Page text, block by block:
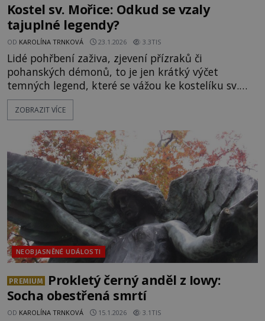
Kostel sv. Mořice: Odkud se vzaly
tajuplné legendy?
OD KAROLÍNA TRNKOVÁ 23.1.2026 3.3TIS
Lidé pohřbení zaživa, zjevení přízraků či
pohanských démonů, to je jen krátký výčet
temných legend, které se vážou ke kostelíku sv.
Mořice a nedalekému hřbitovu na vrchu Mouřenec.
Záhadologové jsou přesvědčeni, že se zdejšími
Šumavské pověsti jsou často velmi neveselé.
Výjimkou není ani sbírka lege
ZOBRAZIT VÍCE
NEOBJASNĚNÉ UDÁLOSTI
PREMIUM
Prokletý černý anděl z Iowy:
Socha obestřená smrtí
OD KAROLÍNA TRNKOVÁ 15.1.2026 3.1TIS